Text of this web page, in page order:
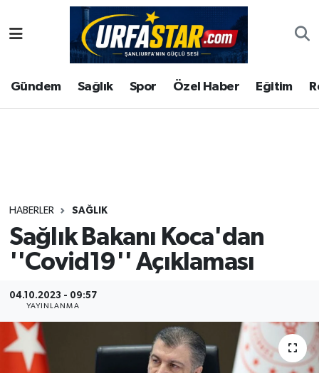
Gündem Sağlık Spor Özel Haber Eğitim
HABERLER SAĞLIK
Sağlık Bakanı Koca'dan
''Covid19'' Açıklaması
04.10.2023 - 09:57
YAYINLANMA
ASAYİS
ÇEVRE
Gündem
Kültür
Magazin
Şanlıurfa Nöbetçi Eczaneler
Şanlıurfa Hava Durumu
Tüm Manşetler
Son Dakika Haberleri
Haber Arşivi